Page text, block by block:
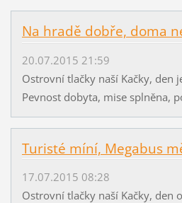
Na hradě dobře, doma
20.07.2015 21:59
Ostrovní tlačky naší Kačky, den
Pevnost dobyta, mise splněna,
Turisté míní, Megabus
17.07.2015 08:28
Ostrovní tlačky naší Kačky, den